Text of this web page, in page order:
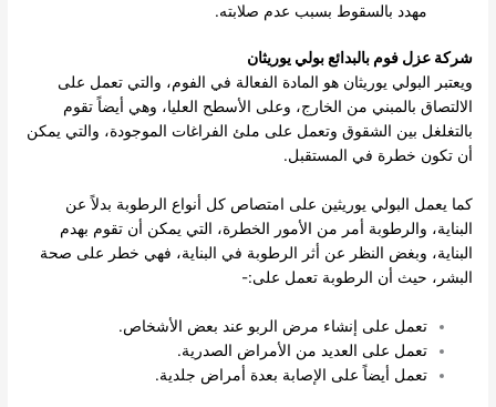
مهدد بالسقوط بسبب عدم صلابته.
شركة عزل فوم بالبدائع بولي يوريثان
ويعتبر البولي يوريثان هو المادة الفعالة في الفوم، والتي تعمل على
الالتصاق بالمبني من الخارج، وعلى الأسطح العليا، وهي أيضاً تقوم
بالتغلغل بين الشقوق وتعمل على ملئ الفراغات الموجودة، والتي يمكن
أن تكون خطرة في المستقبل.
كما يعمل البولي يوريثين على امتصاص كل أنواع الرطوبة بدلاً عن
البناية، والرطوبة أمر من الأمور الخطرة، التي يمكن أن تقوم بهدم
البناية، وبغض النظر عن أثر الرطوبة في البناية، فهي خطر على صحة
البشر، حيث أن الرطوبة تعمل على:-
تعمل على إنشاء مرض الربو عند بعض الأشخاص.
تعمل على العديد من الأمراض الصدرية.
تعمل أيضاً على الإصابة بعدة أمراض جلدية.